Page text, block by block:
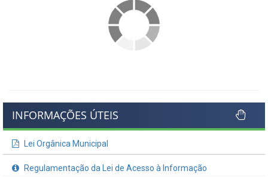
INFORMAÇÕES ÚTEIS
Lei Orgânica Municipal
Regulamentação da Lei de Acesso à Informação